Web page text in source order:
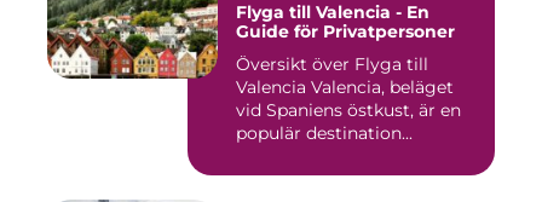
Flyga till Valencia - En
Guide för Privatpersoner
Översikt över Flyga till
Valencia Valencia, beläget
vid Spaniens östkust, är en
populär destination...